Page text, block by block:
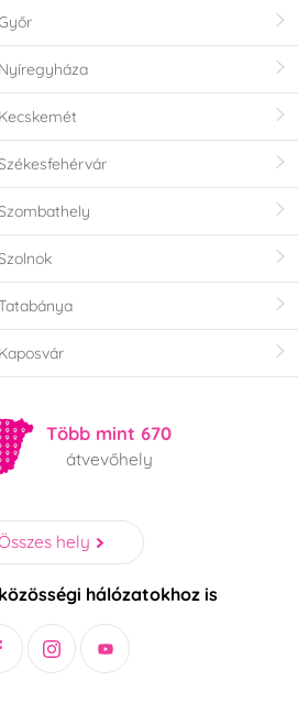
Több mint 670
átvevőhely
hely
hálózatokhoz is